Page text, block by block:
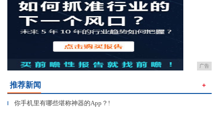
广告
推荐新闻 ＋
▎ 你手机里有哪些堪称神器的App？!